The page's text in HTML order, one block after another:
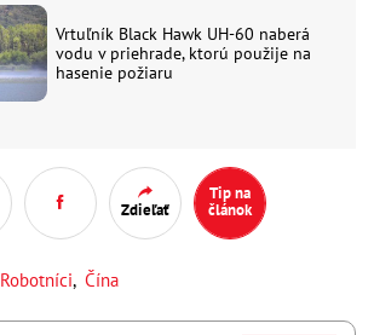
Vrtuľník Black Hawk UH-60 naberá
vodu v priehrade, ktorú použije na
hasenie požiaru
Zdieľať
Tip na
článok
Robotníci, Čína